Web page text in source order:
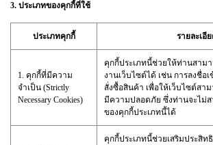
3. ประเภทของคุกกี้ที่ใช้
ประเภทคุกกี้ รายละเอี
1. คุกกี้ที่มีความ
จำเป็น (Strictly
Necessary Cookies)
คุกกี้ประเภทนี้ช่วยให้ท่านสาม
งานเว็บไซต์ได้ เช่น การลงชื่อ
สั่งซื้อสินค้า เพื่อให้เว็บไซต์สา
มีความปลอดภัย ซึ่งท่านจะไม่
ของคุกกี้ประเภทนี้ได้
คุกกี้ประเภทนี้ช่วยเสริมประสิท